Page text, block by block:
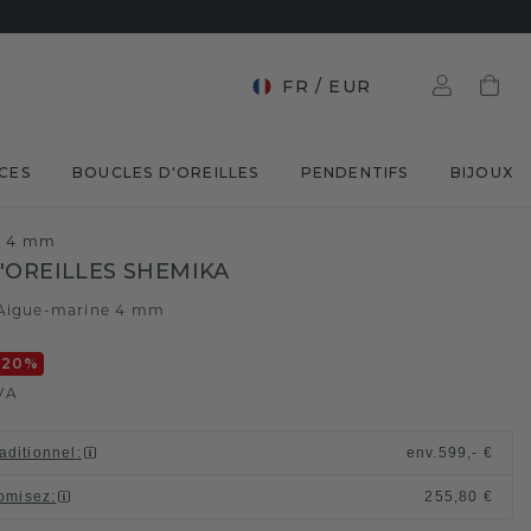
FR / EUR
BOUCLES D'OREILLES PENDENTIFS BIJOUX
4 mm
SHEMIKA
marine 4 mm
%
: env. 599,- €
: 255,80 €